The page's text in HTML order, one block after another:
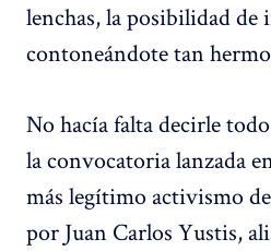
lenchas, la posibilidad de
contoneándote tan
No hacía falta decirle
la convocatoria lanzada
más legítimo activismo
por Juan Carlos Yustis,